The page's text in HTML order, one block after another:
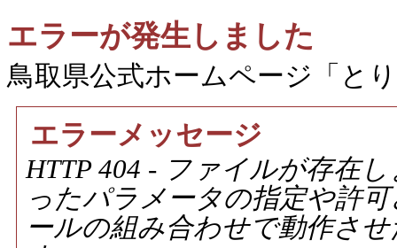
エラーが発生しました
鳥取県公式ホームページ「と
エラーメッセージ
HTTP 404 - ファイルが存在
ったパラメータの指定や許
ールの組み合わせで動作さ